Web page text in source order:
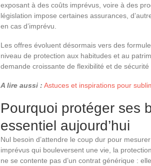
exposant à des coûts imprévus, voire à des
législation impose certaines assurances,
en cas d’imprévu.
Les offres évoluent désormais vers des
niveau de protection aux habitudes et au
demande croissante de flexibilité et de
A lire aussi : Astuces et inspirations pour
Pourquoi protéger ses
essentiel aujourd’hui
Nul besoin d’attendre le coup dur pour
imprévus qui bouleversent une vie, la
ne se contente pas d’un contrat générique :